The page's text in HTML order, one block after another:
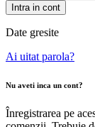
Intra in cont
Date gresite
Ai uitat parola?
Nu aveti inca un cont?
Înregistrarea pe